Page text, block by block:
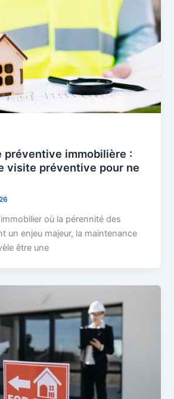
préventive immobilière :
visite préventive pour ne
où la pérennité des
un enjeu majeur, la maintenance
être une